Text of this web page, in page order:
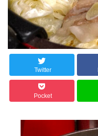
Twitter
Pocket